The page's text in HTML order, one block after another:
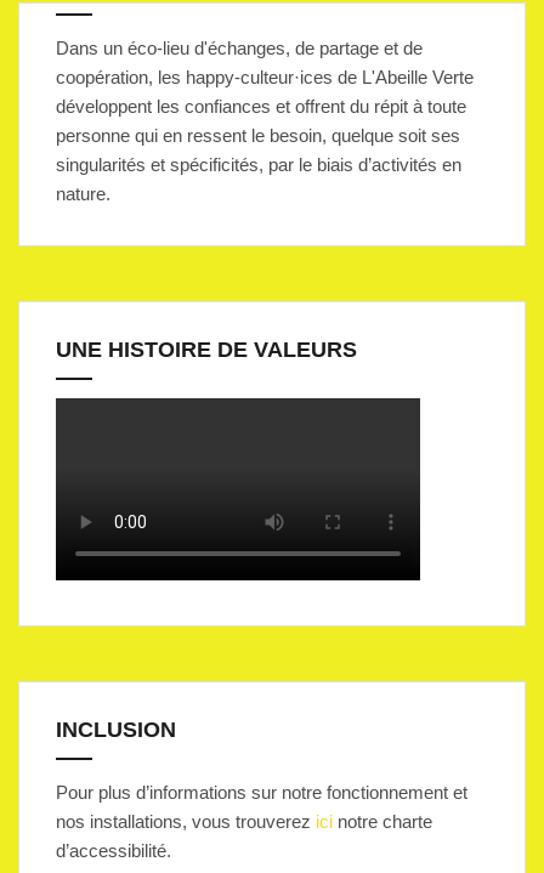
Dans un éco-lieu d'échanges, de partage et de
coopération, les happy-culteur·ices de L'Abeille Verte
développent les confiances et offrent du répit à toute
personne qui en ressent le besoin, quelque soit ses
singularités et spécificités, par le biais d’activités en
nature.
UNE HISTOIRE DE VALEURS
INCLUSION
Pour plus d’informations sur notre fonctionnement et
nos installations, vous trouverez ici notre charte
d’accessibilité.